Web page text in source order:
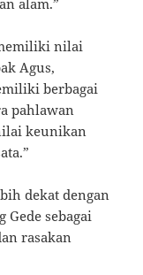
alam.”
nilai
Agus,
berbagai
pahlawan
keunikan
dekat dengan
Gede sebagai
rasakan